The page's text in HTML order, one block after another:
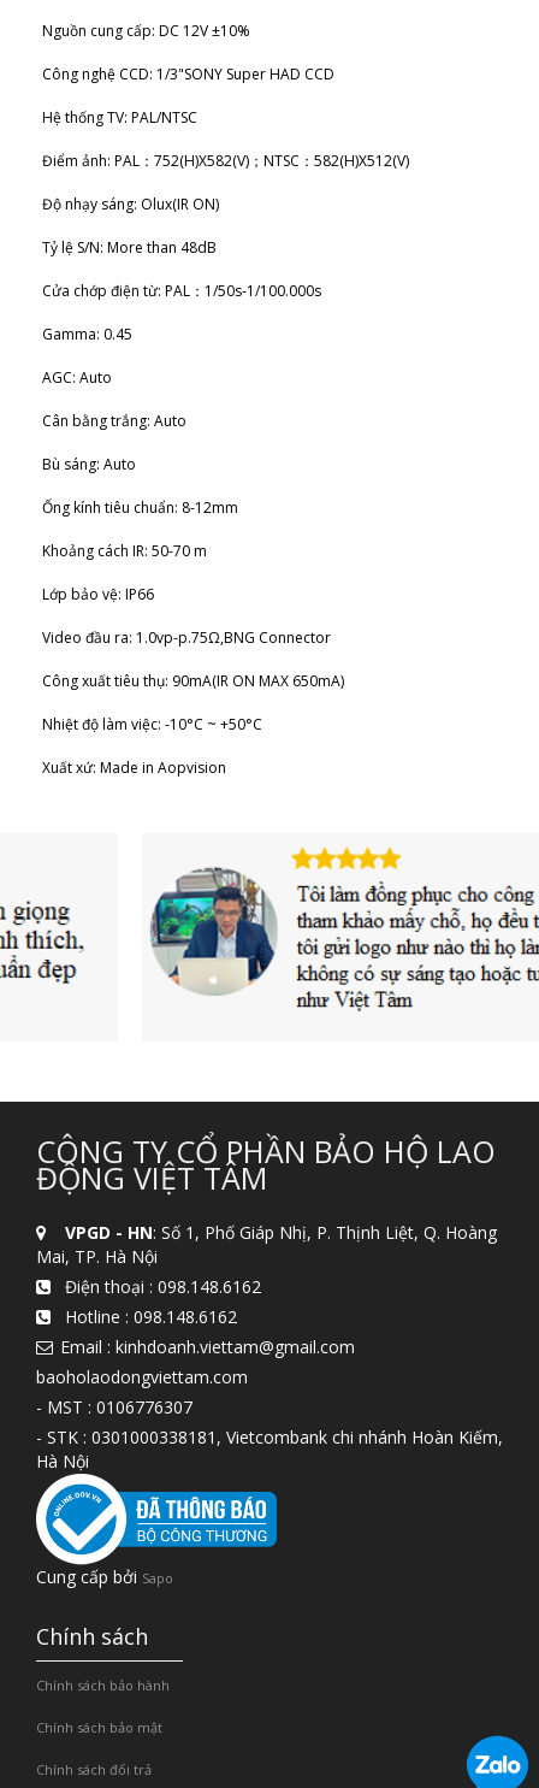
Nguồn cung cấp: DC 12V ±10%
Công nghệ CCD: 1/3"SONY Super HAD CCD
Hệ thống TV: PAL/NTSC
Điểm ảnh: PAL：752(H)X582(V)；NTSC：582(H)X512(V)
Độ nhạy sáng: Olux(IR ON)
Tỷ lệ S/N: More than 48dB
Cửa chớp điện từ: PAL：1/50s-1/100.000s
Gamma: 0.45
AGC: Auto
Cân bằng trắng: Auto
Bù sáng: Auto
Ống kính tiêu chuẩn: 8-12mm
Khoảng cách IR: 50-70 m
Lớp bảo vệ: IP66
Video đầu ra: 1.0vp-p.75Ω,BNG Connector
Công xuất tiêu thụ: 90mA(IR ON MAX 650mA)
Nhiệt độ làm việc: -10°C ~ +50°C
Xuất xứ: Made in Aopvision
CÔNG TY CỔ PHẦN BẢO HỘ LAO
ĐỘNG VIỆT TÂM
VPGD - HN: Số 1, Phố Giáp Nhị, P. Thịnh Liệt, Q. Hoàng
Mai, TP. Hà Nội
Điện thoại : 098.148.6162
Hotline : 098.148.6162
Email : kinhdoanh.viettam@gmail.com
baoholaodongviettam.com
- MST : 0106776307
- STK : 0301000338181, Vietcombank chi nhánh Hoàn Kiếm,
Hà Nội
Cung cấp bởi Sapo
Chính sách
Chính sách bảo hành
Chính sách bảo mật
Chính sách đổi trả